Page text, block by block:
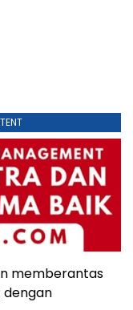
memberantas
dengan